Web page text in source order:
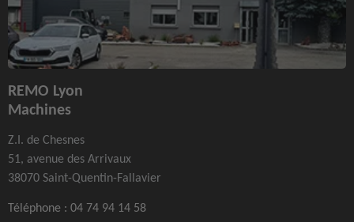
REMO Lyon
Machines
Z.I. de Chesnes
51, avenue des Arrivaux
38070 Saint-Quentin-Fallavier
Téléphone : 04 74 94 14 58